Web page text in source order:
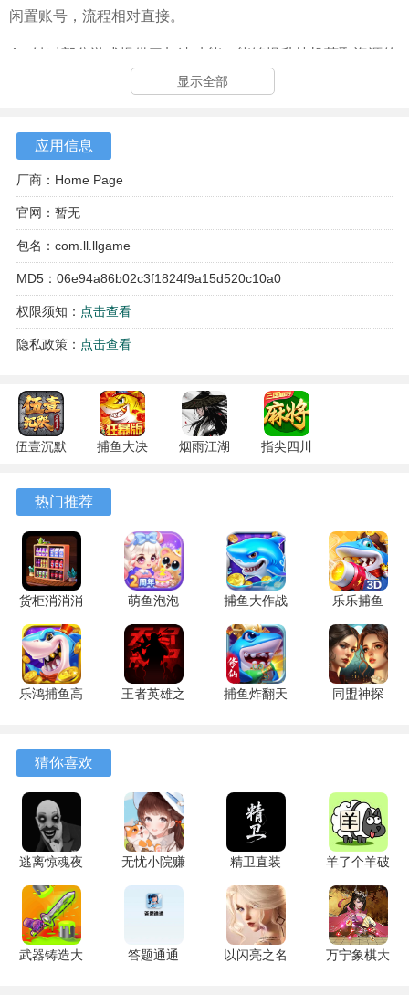
闲置账号，流程相对直接。
4、针对部分游戏提供了加速功能，能够提升挂机获取资源的
游戏特色
1、平台对收录的游戏进行了清晰的分类，按照不同的风格和
玩法进行划分，方便用户按图索骥。
2、为每一款游戏提供了较为完整的介绍信息，包括基本的玩
法说明和内容概览，便于用户决策。
显示全部
应用信息
厂商：Home Page
官网：暂无
包名：com.ll.llgame
MD5：06e94a86b02c3f1824f9a15d520c10a0
权限须知： 点击查看
隐私政策： 点击查看
伍壹沉默
安卓版
捕鱼大决
122.7.291
烟雨江湖
指尖四川
热门推荐
货柜消消消
1.0.2 安卓
版
萌鱼泡泡
3.4.1.6 安
卓版
捕鱼大作战
1.5112 手
机版
乐乐捕鱼
9.2 安卓版
乐鸿捕鱼高
王者英雄之
捕鱼炸翻天
同盟神探
猜你喜欢
逃离惊魂夜
v1.4 安卓
版
无忧小院赚
钱版 1.1.4
安卓版
精卫直装
M.4.9 安卓
版
羊了个羊破
解版 1.25.5
安卓版
武器铸造大
答题通通
以闪亮之名
万宁象棋大